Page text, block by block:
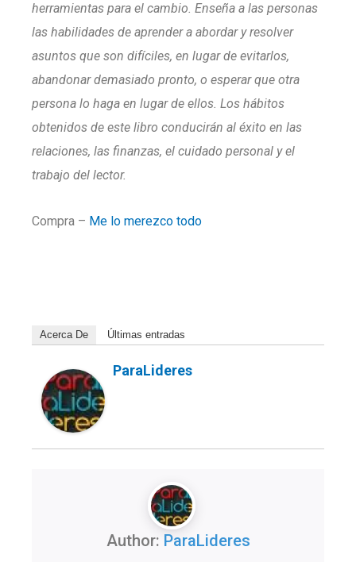
herramientas para el cambio. Enseña a las personas
las habilidades de aprender a abordar y resolver
asuntos que son difíciles, en lugar de evitarlos,
abandonar demasiado pronto, o esperar que otra
persona lo haga en lugar de ellos. Los hábitos
obtenidos de este libro conducirán al éxito en las
relaciones, las finanzas, el cuidado personal y el
trabajo del lector.
Compra – Me lo merezco todo
Acerca De Últimas entradas
ParaLideres
Author: ParaLideres